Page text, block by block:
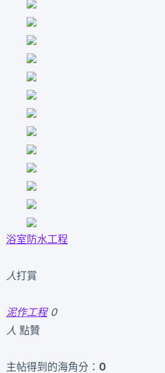
浴室防水工程
人打賞
泥作工程0
人 點贊
主帖得到的海角分： 0